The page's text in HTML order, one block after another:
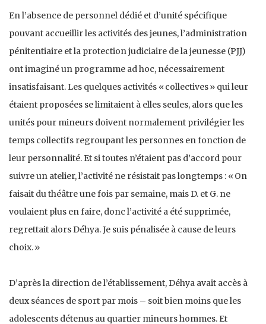
En l’absence de personnel dédié et d’unité spécifique
pouvant accueillir les activités des jeunes, l’administration
pénitentiaire et la protection judiciaire de la jeunesse (PJJ)
ont imaginé un programme ad hoc, nécessairement
insatisfaisant. Les quelques activités « collectives » qui leur
étaient proposées se limitaient à elles seules, alors que les
unités pour mineurs doivent normalement privilégier les
temps collectifs regroupant les personnes en fonction de
leur personnalité. Et si toutes n’étaient pas d’accord pour
suivre un atelier, l’activité ne résistait pas longtemps : « On
faisait du théâtre une fois par semaine, mais D. et G. ne
voulaient plus en faire, donc l’activité a été supprimée,
regrettait alors Déhya. Je suis pénalisée à cause de leurs
choix. »
D’après la direction de l’établissement, Déhya avait accès à
deux séances de sport par mois – soit bien moins que les
adolescents détenus au quartier mineurs hommes. Et